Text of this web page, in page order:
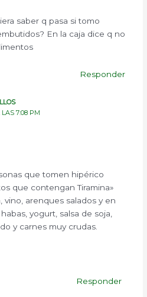
saber q pasa si tomo
En la caja dice q no
Responder
LAS 7:08 PM
que tomen hipérico
que contengan Tiramina»
vino, arenques salados y en
yogurt, salsa de soja,
y carnes muy crudas.
Responder